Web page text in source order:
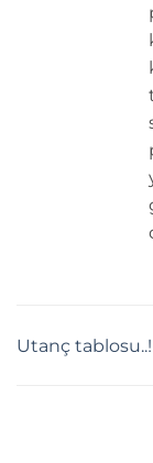
Utanç tablosu..!